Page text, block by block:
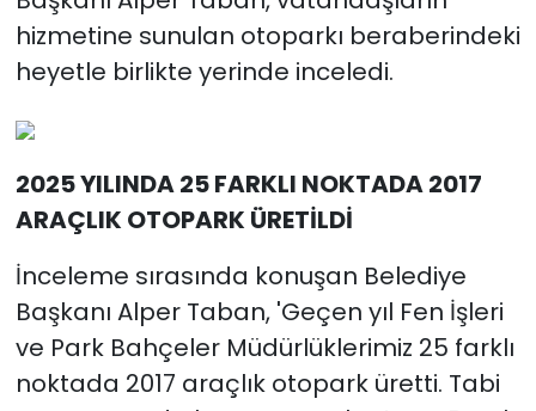
hizmetine sunulan otoparkı beraberindeki
heyetle birlikte yerinde inceledi.
2025 YILINDA 25 FARKLI NOKTADA 2017
ARAÇLIK OTOPARK ÜRETİLDİ
İnceleme sırasında konuşan Belediye
Başkanı Alper Taban, 'Geçen yıl Fen İşleri
ve Park Bahçeler Müdürlüklerimiz 25 farklı
noktada 2017 araçlık otopark üretti. Tabi